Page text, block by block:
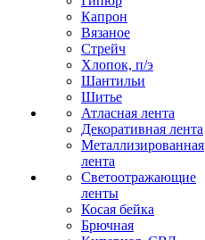
Капрон
Вязаное
Стрейч
Хлопок, п/э
Шантильи
Шитье
Атласная лента
Декоративная лента
Металлизированная
лента
Светоотражающие
ленты
Косая бейка
Брючная